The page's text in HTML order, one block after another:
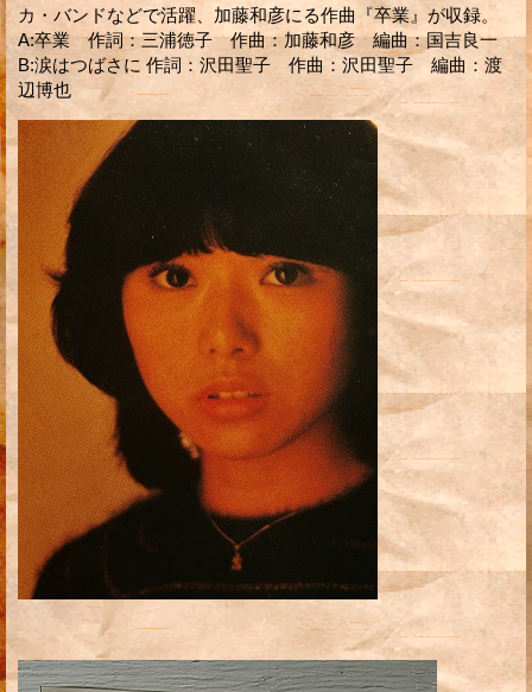
カ・バンドなどで活躍、加藤和彦にる作曲『卒業』が収録。
A:卒業 作詞：三浦徳子 作曲：加藤和彦 編曲：国吉良一
B:涙はつばさに 作詞：沢田聖子 作曲：沢田聖子 編曲：渡
辺博也